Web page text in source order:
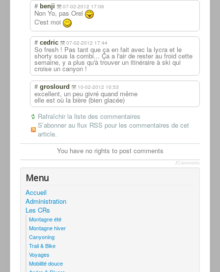
# benji 07-02-2012 17:06
Non Yo, pas Orel
C'est moi
# cedric 07-02-2012 17:44
So fresh ! Pas tant que ça en fait avec la lycra et le
shorty sous la combi... Ça a l'air de rester au froid cette
semaine, y a plus qu'à trouver un itinéraire à ski qui
croise un canyon !
# groslourd 10-02-2012 10:53
excellent, un peu givré quand même
elle est où la bière (bien glacée)
Rafraîchir la liste des commentaires
S’abonner au flux RSS pour les commentaires de cet
article.
You have no rights to post comments
JComments
Menu
Accueil
Administration
Les CRs
Montagne été
Montagne hiver
Canyoning
Trail & Bike
Voyages
Mobilité douce